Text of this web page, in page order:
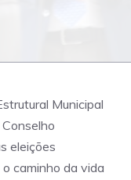
Municipal
eleições
caminho da vida